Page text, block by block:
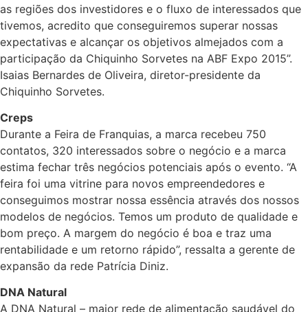
as regiões dos investidores e o fluxo de interessados que
tivemos, acredito que conseguiremos superar nossas
expectativas e alcançar os objetivos almejados com a
participação da Chiquinho Sorvetes na ABF Expo 2015”.
Isaias Bernardes de Oliveira, diretor-presidente da
Chiquinho Sorvetes.
Creps
Durante a Feira de Franquias, a marca recebeu 750
contatos, 320 interessados sobre o negócio e a marca
estima fechar três negócios potenciais após o evento. “A
feira foi uma vitrine para novos empreendedores e
conseguimos mostrar nossa essência através dos nossos
modelos de negócios. Temos um produto de qualidade e
bom preço. A margem do negócio é boa e traz uma
rentabilidade e um retorno rápido”, ressalta a gerente de
expansão da rede Patrícia Diniz.
DNA Natural
A DNA Natural – maior rede de alimentação saudável do